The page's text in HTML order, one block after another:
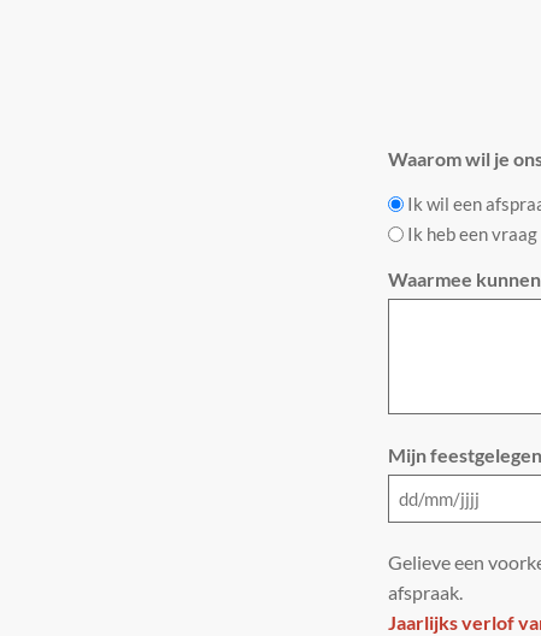
Waarom wil je
Ik wil een
Ik heb een vraag
Waarmee
Mijn
Gelieve een
afspraak.
Jaarlijks verlof